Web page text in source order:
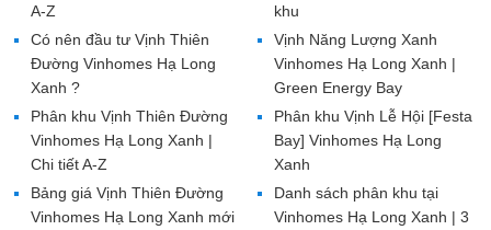
khu
Vịnh Năng Lượng Xanh
Vinhomes Hạ Long Xanh |
Green Energy Bay
Phân khu Vịnh Lễ Hội [Festa
Bay] Vinhomes Hạ Long
Xanh
Danh sách phân khu tại
Vinhomes Hạ Long Xanh | 3
A-Z
Có nên đầu tư Vịnh Thiên
Đường Vinhomes Hạ Long
Xanh ?
Phân khu Vịnh Thiên Đường
Vinhomes Hạ Long Xanh |
Chi tiết A-Z
Bảng giá Vịnh Thiên Đường
Vinhomes Hạ Long Xanh mới